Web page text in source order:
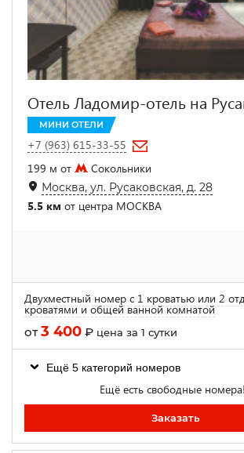
Отель Ладомир-отель на
МИНИ ОТЕЛИ
+7 (963) 615-33-55
199 м от
Сокольники
Москва, ул. Русаковская, д. 28
5.5 км от центра МОСКВА
Двухместный номер с 1 кроватью или 2
кроватями и общей ванной комнатой
от3 400 ₽ цена за 1 сутки
Ещё 5 категорий номеров
Ещё есть свободные номера!
Заказать